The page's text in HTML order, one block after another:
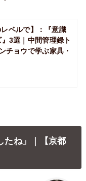
レベルで】：『意識
3選｜中間管理録ト
チョウで学ぶ家具・
たね」｜【京都